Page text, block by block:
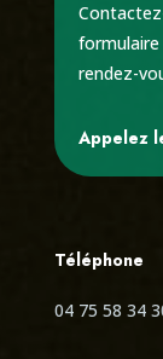
rendez-
Appelez
Téléphone
04 75 58 34